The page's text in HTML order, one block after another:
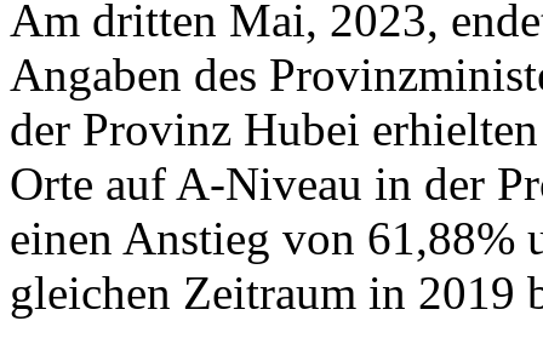
Am dritten Mai, 2023,
Angaben des
der Provinz Hubei
Orte auf A-Niveau in der
einen Anstieg von 61,88%
gleichen Zeitraum in 2019